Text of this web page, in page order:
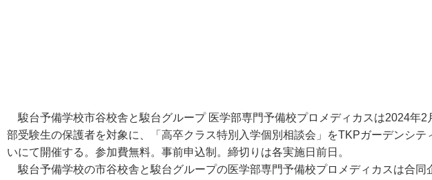
駿台予備学校市谷校舎と駿台グループ 医学部専門予備校プロメディカスは2024年2
部受験生の保護者を対象に、「高卒クラス特別入学個別相談会」をTKPガーデンシテ
いにて開催する。参加費無料。事前申込制。締切りは各実施日前日。
駿台予備学校の市谷校舎と駿台グループの医学部専門予備校プロメディカスは合同